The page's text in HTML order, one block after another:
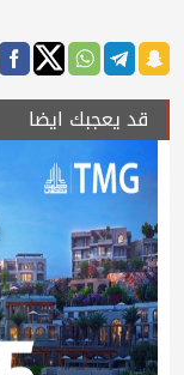
قد يعجبك ايضا